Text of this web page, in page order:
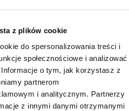
z plików cookie
do spersonalizowania treści i
społecznościowe i analizować
o tym, jak korzystasz z
partnerom
i analitycznym. Partnerzy
z innymi danymi otrzymanymi
na zasypkę, aby zapobiec
dopiero po
okrywowej, zwykle po 5-8
więcej niż połowy masy na